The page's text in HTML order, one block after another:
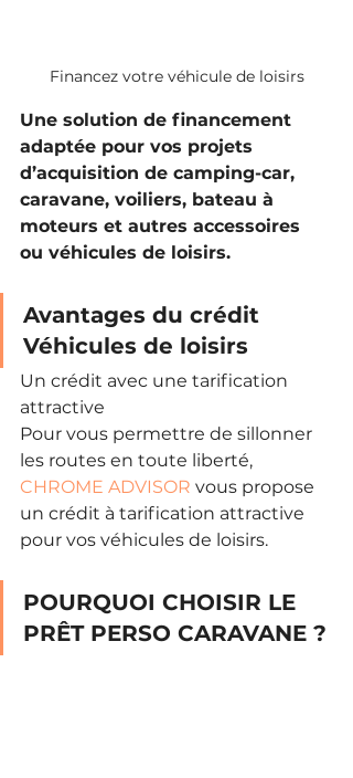
Financez votre véhicule de loisirs
Une solution de financement
adaptée pour vos projets
d’acquisition de camping-car,
caravane, voiliers, bateau à
moteurs et autres accessoires
ou véhicules de loisirs.
Avantages du crédit
Véhicules de loisirs
Un crédit avec une tarification
attractive
Pour vous permettre de sillonner
les routes en toute liberté,
CHROME ADVISOR vous propose
un crédit à tarification attractive
pour vos véhicules de loisirs.
POURQUOI CHOISIR LE
PRÊT PERSO CARAVANE ?